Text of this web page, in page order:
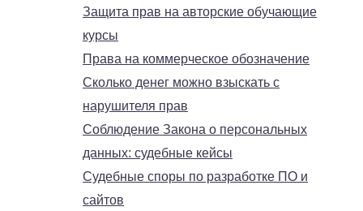
Защита прав на авторские обучающие
курсы
Права на коммерческое обозначение
Сколько денег можно взыскать с
нарушителя прав
Соблюдение Закона о персональных
данных: судебные кейсы
Судебные споры по разработке ПО и
сайтов